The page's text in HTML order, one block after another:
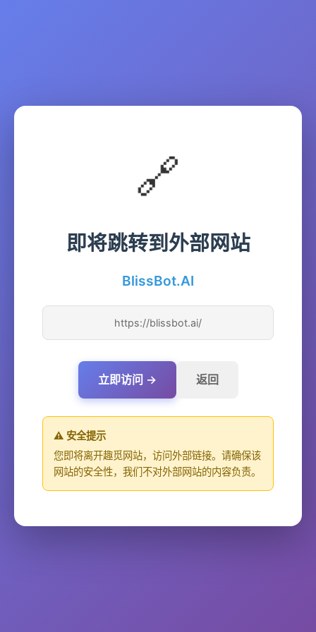
🔗
即将跳转到外部网站
BlissBot.AI
https://blissbot.ai/
立即访问 → 返回
⚠️ 安全提示
您即将离开趣觅网站，访问外部链接。请确保该
网站的安全性，我们不对外部网站的内容负责。